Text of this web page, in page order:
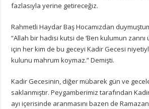
fazlasıyla yerine getireceğiz.
Rahmetli Haydar Baş Hocamızdan
“Allah bir hadisi kutsi de ‘Ben kulumun
için her kim de bu geceyi Kadir Gecesi
kulunu mahrum koymaz.” Demişti.
Kadir Gecesinin, diğer mübarek gün ve
saklanmıştır. Peygamberimiz tarafından
ayı içerisinde aranmasını bazen de